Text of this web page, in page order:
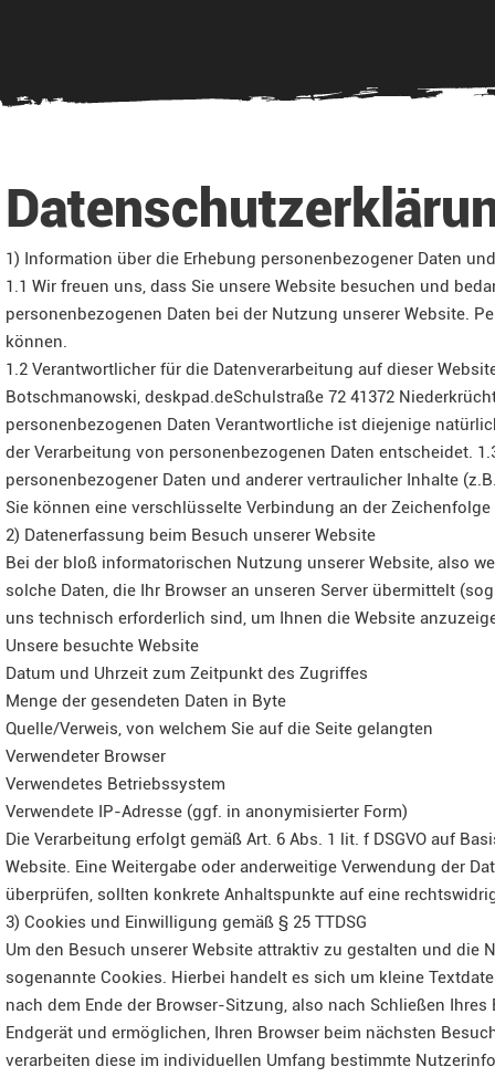
1) Information über die Erhebung personenbezogener Daten
1.1 Wir freuen uns, dass Sie unsere Website besuchen und
personenbezogenen Daten bei der Nutzung unserer Website.
können.
1.2 Verantwortlicher für die Datenverarbeitung auf dieser
Botschmanowski, deskpad.deSchulstraße 72 41372
personenbezogenen Daten Verantwortliche ist diejenige
der Verarbeitung von personenbezogenen Daten entscheidet.
personenbezogener Daten und anderer vertraulicher Inhalte
Sie können eine verschlüsselte Verbindung an der
2) Datenerfassung beim Besuch unserer Website
Bei der bloß informatorischen Nutzung unserer Website, also
solche Daten, die Ihr Browser an unseren Server übermittelt
uns technisch erforderlich sind, um Ihnen die Website
Unsere besuchte Website
Datum und Uhrzeit zum Zeitpunkt des Zugriffes
Menge der gesendeten Daten in Byte
Quelle/Verweis, von welchem Sie auf die Seite gelangten
Verwendeter Browser
Verwendetes Betriebssystem
Verwendete IP-Adresse (ggf. in anonymisierter Form)
Die Verarbeitung erfolgt gemäß Art. 6 Abs. 1 lit. f DSGVO auf
Website. Eine Weitergabe oder anderweitige Verwendung der
überprüfen, sollten konkrete Anhaltspunkte auf eine
3) Cookies und Einwilligung gemäß § 25 TTDSG
Um den Besuch unserer Website attraktiv zu gestalten und
sogenannte Cookies. Hierbei handelt es sich um kleine
nach dem Ende der Browser-Sitzung, also nach Schließen
Endgerät und ermöglichen, Ihren Browser beim nächsten
verarbeiten diese im individuellen Umfang bestimmte